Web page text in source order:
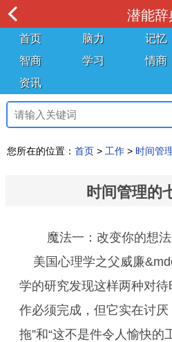
潜能辞
首页 脑力 记忆
智商
学习 情商
资讯
您所在的位置： 首页 > 工作 > 时间管
时间管理的
魔法一：改变你的想法
美国心理学之父威廉
学的研究发现这样两种对待
作必须完成，但它实在讨
拖”和“这不是件令人愉快的